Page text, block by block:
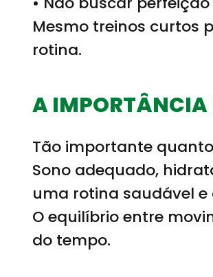
Mesmo treinos curtos
rotina.
A IMPORTÂNCIA
Tão importante
Sono adequado,
uma rotina saudável
O equilíbrio entre
do tempo.